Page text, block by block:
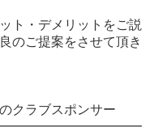
ト・デメリットをご説
のご提案をさせて頂き
クラブスポンサー